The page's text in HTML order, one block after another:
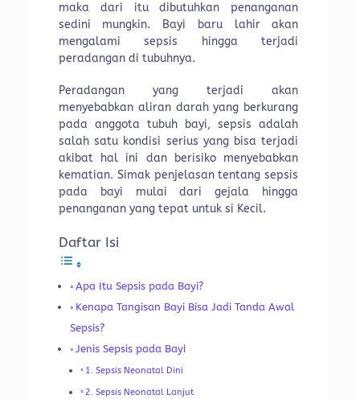
maka dari itu dibutuhkan penanganan
sedini mungkin. Bayi baru lahir akan
mengalami sepsis hingga terjadi
peradangan di tubuhnya.
Peradangan yang terjadi akan
menyebabkan aliran darah yang berkurang
pada anggota tubuh bayi, sepsis adalah
salah satu kondisi serius yang bisa terjadi
akibat hal ini dan berisiko menyebabkan
kematian. Simak penjelasan tentang sepsis
pada bayi mulai dari gejala hingga
penanganan yang tepat untuk si Kecil.
Daftar Isi
Apa Itu Sepsis pada Bayi?
Kenapa Tangisan Bayi Bisa Jadi Tanda Awal
Sepsis?
Jenis Sepsis pada Bayi
1. Sepsis Neonatal Dini
2. Sepsis Neonatal Lanjut